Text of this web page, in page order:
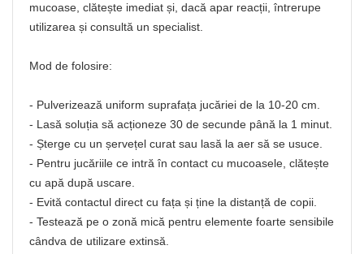
mucoase, clătește imediat și, dacă apar reacții, întrerupe
utilizarea și consultă un specialist.
Mod de folosire:
- Pulverizează uniform suprafața jucăriei de la 10-20 cm.
- Lasă soluția să acționeze 30 de secunde până la 1 minut.
- Șterge cu un șervețel curat sau lasă la aer să se usuce.
- Pentru jucăriile ce intră în contact cu mucoasele, clătește
cu apă după uscare.
- Evită contactul direct cu fața și ține la distanță de copii.
- Testează pe o zonă mică pentru elemente foarte sensibile
cândva de utilizare extinsă.